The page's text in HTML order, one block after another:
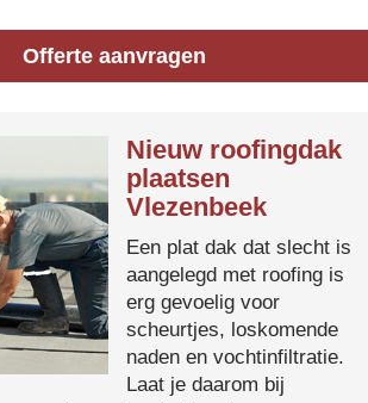
Offerte aanvragen
Nieuw roofingdak
plaatsen
Vlezenbeek
Een plat dak dat slecht is
aangelegd met roofing is
erg gevoelig voor
scheurtjes, loskomende
naden en vochtinfiltratie.
Laat je daarom bij